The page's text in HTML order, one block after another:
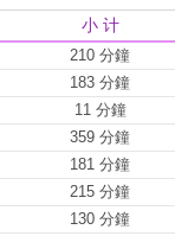
小 计
210 分鐘
183 分鐘
11 分鐘
359 分鐘
181 分鐘
215 分鐘
130 分鐘